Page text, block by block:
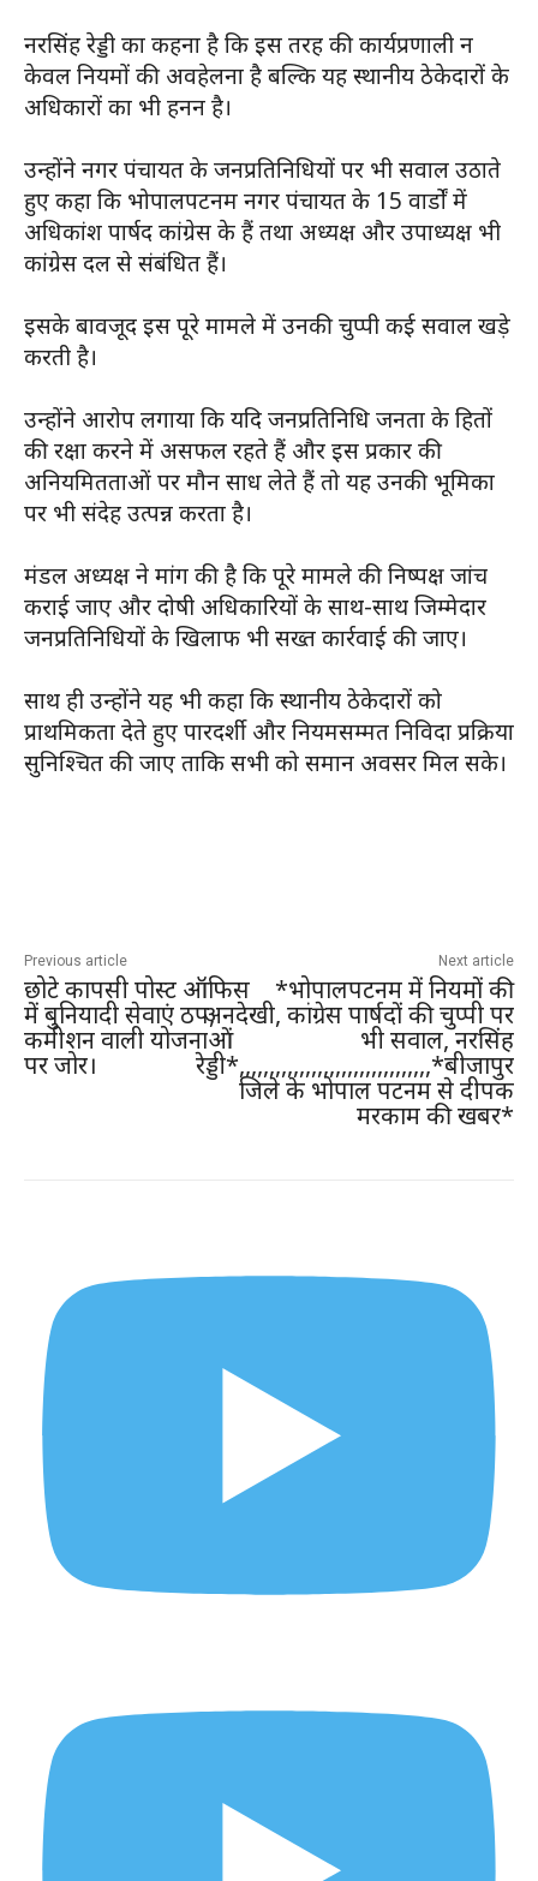
नरसिंह रेड्डी का कहना है कि इस तरह की कार्यप्रणाली न
केवल नियमों की अवहेलना है बल्कि यह स्थानीय ठेकेदारों के
अधिकारों का भी हनन है।
उन्होंने नगर पंचायत के जनप्रतिनिधियों पर भी सवाल उठाते
हुए कहा कि भोपालपटनम नगर पंचायत के 15 वार्डों में
अधिकांश पार्षद कांग्रेस के हैं तथा अध्यक्ष और उपाध्यक्ष भी
कांग्रेस दल से संबंधित हैं।
इसके बावजूद इस पूरे मामले में उनकी चुप्पी कई सवाल खड़े
करती है।
उन्होंने आरोप लगाया कि यदि जनप्रतिनिधि जनता के हितों
की रक्षा करने में असफल रहते हैं और इस प्रकार की
अनियमितताओं पर मौन साध लेते हैं तो यह उनकी भूमिका
पर भी संदेह उत्पन्न करता है।
मंडल अध्यक्ष ने मांग की है कि पूरे मामले की निष्पक्ष जांच
कराई जाए और दोषी अधिकारियों के साथ-साथ जिम्मेदार
जनप्रतिनिधियों के खिलाफ भी सख्त कार्रवाई की जाए।
साथ ही उन्होंने यह भी कहा कि स्थानीय ठेकेदारों को
प्राथमिकता देते हुए पारदर्शी और नियमसम्मत निविदा प्रक्रिया
सुनिश्चित की जाए ताकि सभी को समान अवसर मिल सके।
Previous article
छोटे कापसी पोस्ट ऑफिस
में बुनियादी सेवाएं ठप,
कमीशन वाली योजनाओं
पर जोर।
Next article
*भोपालपटनम में नियमों की
अनदेखी, कांग्रेस पार्षदों की चुप्पी पर
भी सवाल, नरसिंह
रेड्डी*,,,,,,,,,,,,,,,,,,,,,,,,,,,,,,,,*बीजापुर
जिले के भोपाल पटनम से दीपक
मरकाम की खबर*